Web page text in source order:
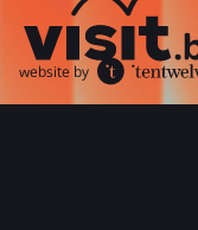
website by